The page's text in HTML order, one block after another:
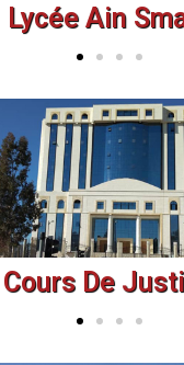
Lycée Ain
Cours De